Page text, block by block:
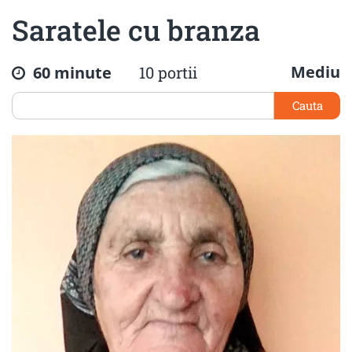
Saratele cu branza
60 minute 10 portii Mediu
Cauta